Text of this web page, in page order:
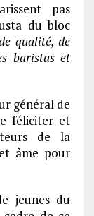
pas
du bloc
qualité, de
baristas et
général de
féliciter et
de la
âme pour
jeunes du